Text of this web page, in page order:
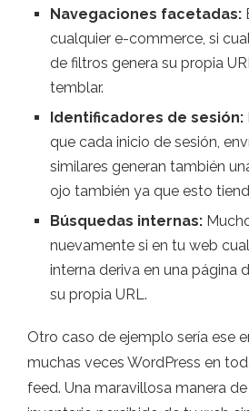
Navegaciones facetadas:
cualquier e-commerce, si
de filtros genera su propia
temblar.
Identificadores de sesión:
que cada inicio de sesión,
similares generan también
ojo también ya que esto
Búsquedas internas:
nuevamente si en tu web
interna deriva en una página
su propia URL.
Otro caso de ejemplo sería ese
muchas veces WordPress en
feed. Una maravillosa manera